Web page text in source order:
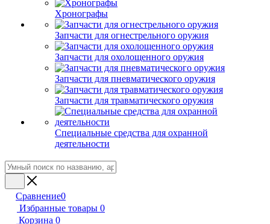
Хронографы
Запчасти для огнестрельного оружия
Запчасти для охолощенного оружия
Запчасти для пневматического оружия
Запчасти для травматического оружия
Специальные средства для охранной
деятельности
Сравнение0
Избранные товары 0
Корзина 0